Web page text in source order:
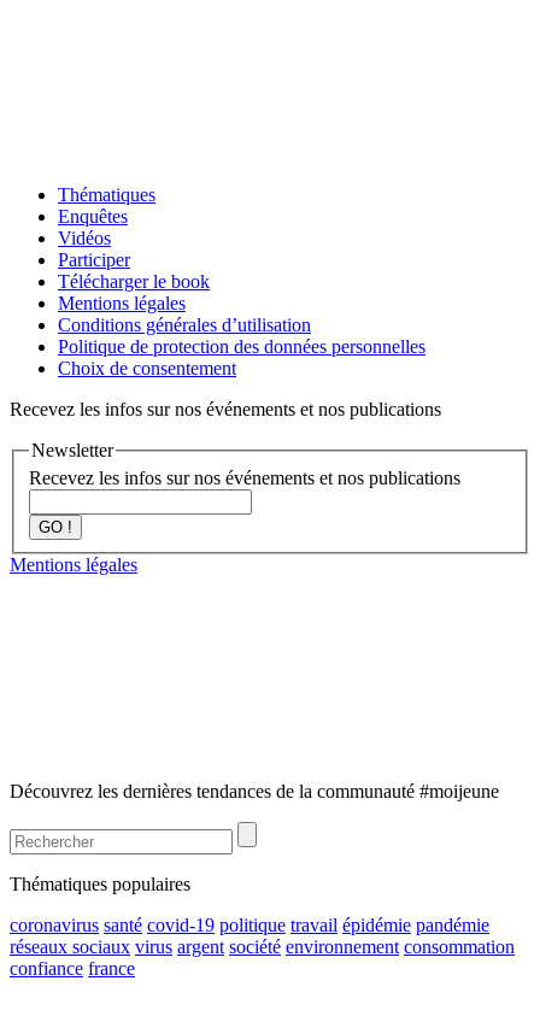
Thématiques
Enquêtes
Vidéos
Participer
Télécharger le book
Mentions légales
Conditions générales d’utilisation
Politique de protection des données personnelles
Choix de consentement
Recevez les infos sur nos événements et nos publications
Newsletter
Recevez les infos sur nos événements et nos publications
GO !
Mentions légales
Découvrez les dernières tendances de la communauté #moijeune
Thématiques populaires
coronavirus santé covid-19 politique travail épidémie pandémie
réseaux sociaux virus argent société environnement consommation
confiance france